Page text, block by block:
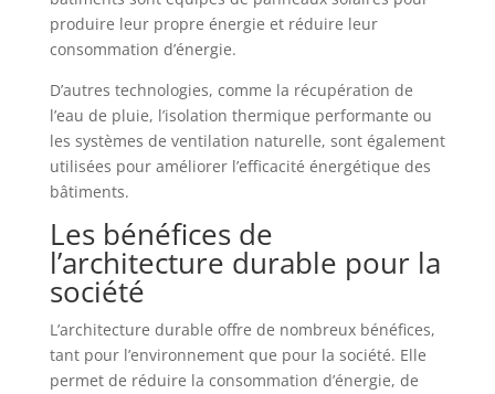
produire leur propre énergie et réduire leur
consommation d’énergie.
D’autres technologies, comme la récupération de
l’eau de pluie, l’isolation thermique performante ou
les systèmes de ventilation naturelle, sont également
utilisées pour améliorer l’efficacité énergétique des
bâtiments.
Les bénéfices de
l’architecture durable pour la
société
L’architecture durable offre de nombreux bénéfices,
tant pour l’environnement que pour la société. Elle
permet de réduire la consommation d’énergie, de